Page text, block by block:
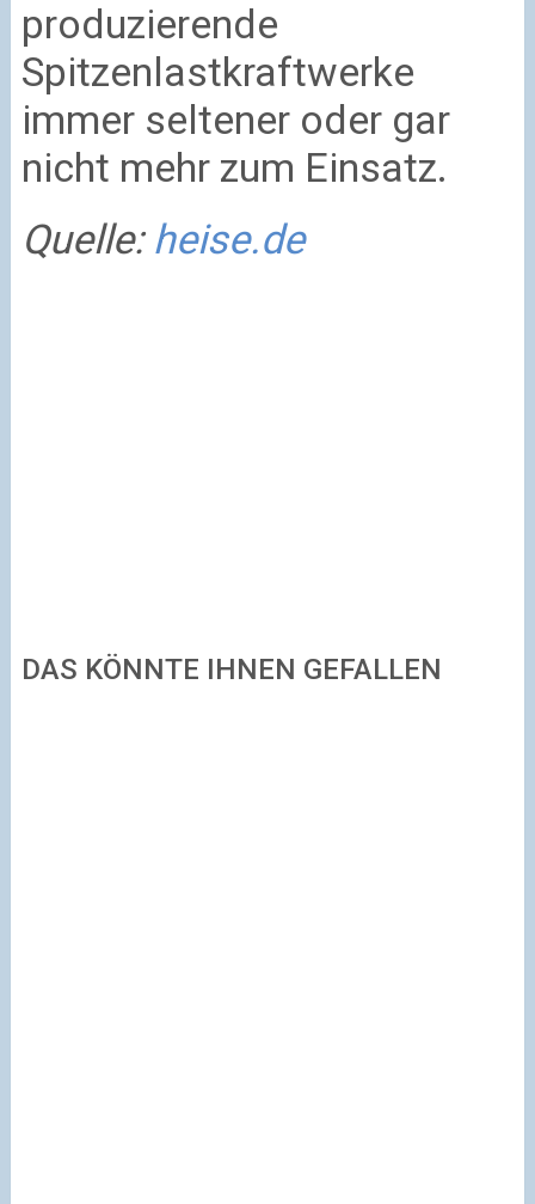
produzierende
Spitzenlastkraftwerke
immer seltener oder gar
nicht mehr zum Einsatz.
Quelle: heise.de
DAS KÖNNTE IHNEN GEFALLEN